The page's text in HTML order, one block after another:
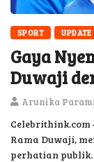
SPORT UPDATE
Gaya
Duwaji
Arunika
Celebrithink.com
Rama Duwaji,
perhatian